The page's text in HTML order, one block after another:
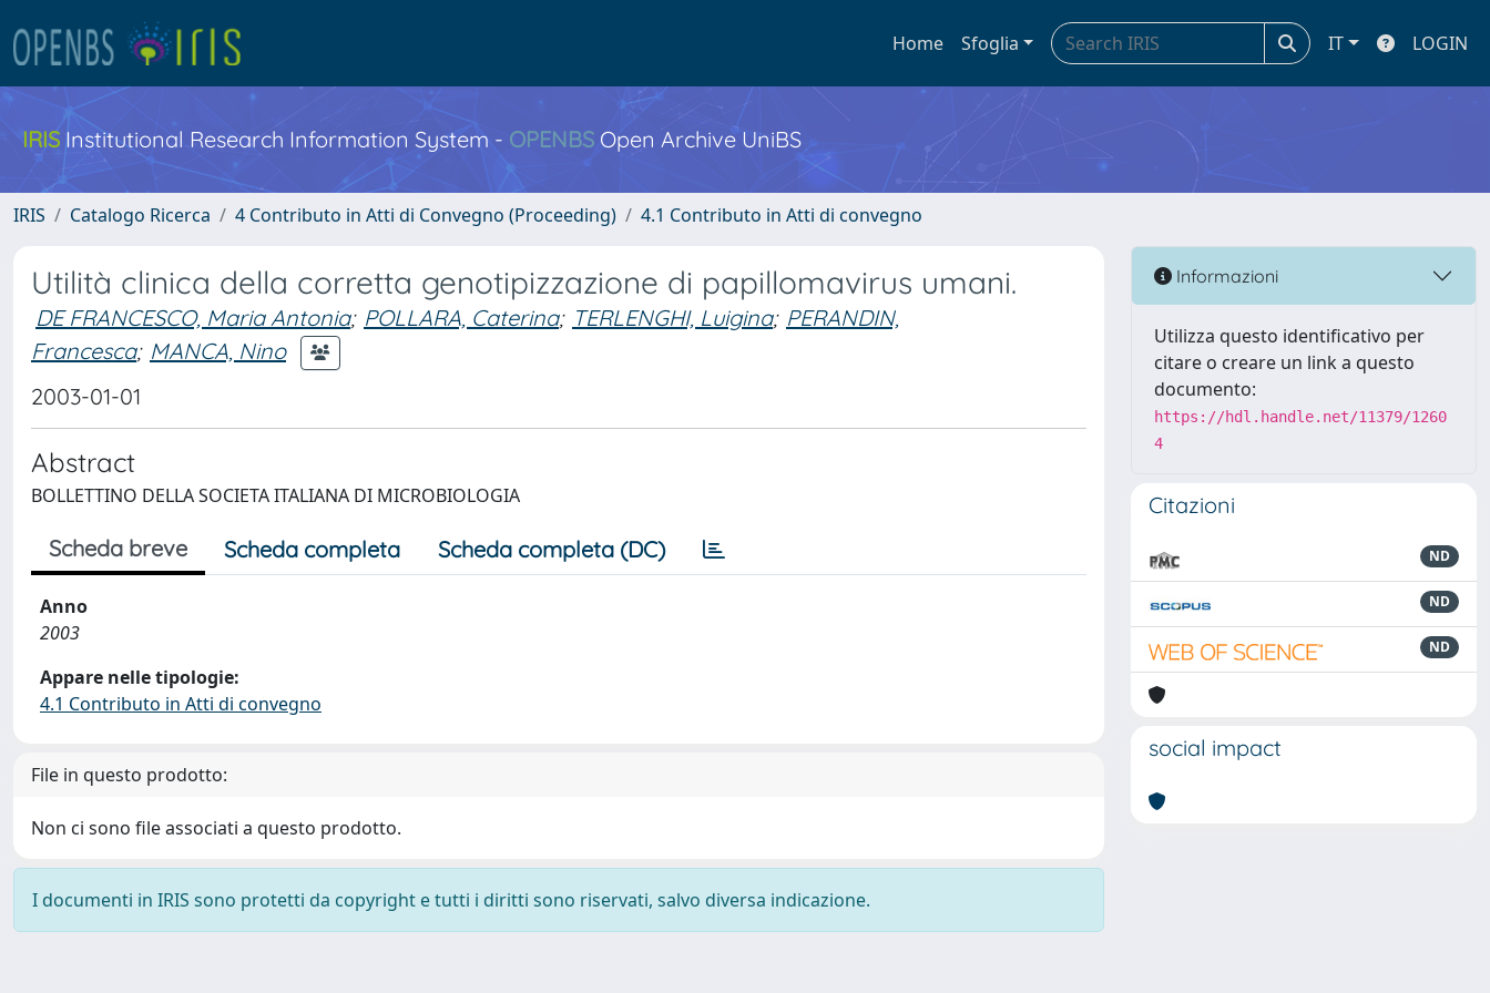
Home Sfoglia IT LOGIN
IRIS Institutional Research Information System - OPENBS Open Archive UniBS
IRIS Catalogo Ricerca 4 Contributo in Atti di Convegno (Proceeding) 4.1 Contributo in Atti di convegno
Utilità clinica della corretta genotipizzazione di papillomavirus umani.
DE FRANCESCO, Maria Antonia; POLLARA, Caterina; TERLENGHI, Luigina; PERANDIN,
Francesca; MANCA, Nino
2003-01-01
Abstract
BOLLETTINO DELLA SOCIETA ITALIANA DI MICROBIOLOGIA
Scheda breve Scheda completa Scheda completa (DC)
Anno
2003
Appare nelle tipologie:
4.1 Contributo in Atti di convegno
File in questo prodotto:
Non ci sono file associati a questo prodotto.
I documenti in IRIS sono protetti da copyright e tutti i diritti sono riservati, salvo diversa indicazione.
Informazioni
Utilizza questo identificativo per
citare o creare un link a questo
documento:
https://hdl.handle.net/11379/1260
4
Citazioni
ND
ND
ND
social impact